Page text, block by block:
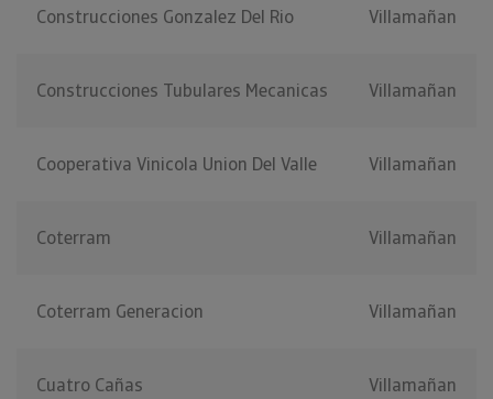
Construcciones Gonzalez Del Rio Villamañan
Construcciones Tubulares Mecanicas Villamañan
Cooperativa Vinicola Union Del Valle Villamañan
Coterram Villamañan
Coterram Generacion Villamañan
Cuatro Cañas Villamañan